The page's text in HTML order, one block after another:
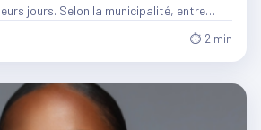
jours. Selon la municipalité, entre…
⏱ 2 min